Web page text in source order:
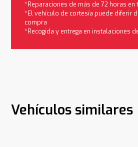
*Reparaciones de más de 72 horas en
*El vehículo de cortesía puede diferir
compra
*Recogida y entrega en instalaciones
Vehículos similares